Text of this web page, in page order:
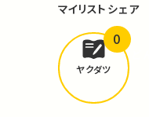
マイリスト シェア
ヤクダツ
0